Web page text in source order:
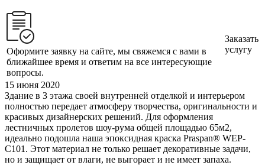
Оформите заявку на сайте, мы свяжемся с вами в
ближайшее время и ответим на все интересующие
вопросы.
Заказать
услугу
15 июня 2020
Здание в 3 этажа своей внутренней отделкой и интерьером
полностью передает атмосферу творчества, оригинальности и
красивых дизайнерских решений. Для оформления
лестничных пролетов шоу-рума общей площадью 65м2,
идеально подошла наша эпоксидная краска Praspan® WEP-
C101. Этот материал не только решает декоративные задачи,
но и защищает от влаги, не выгорает и не имеет запаха.